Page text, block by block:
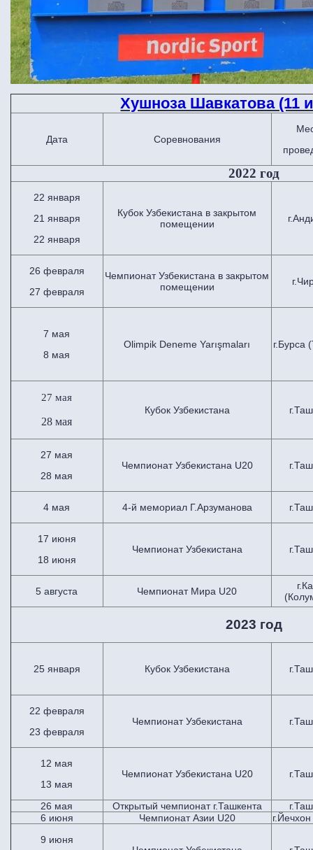
Хушноза Шавкатова (11
Дата Соревнования
2022 год
22 января
21 января
22 января
Кубок Узбекистана в закрытом
помещении
26 февраля
27 февраля
Чемпионат Узбекистана в закрытом
помещении
7 мая
8 мая
Olimpik Deneme Yarışmaları г.Бурса
27 мая
28 мая
Кубок Узбекистана
27 мая
28 мая
Чемпионат Узбекистана U20
4 мая 4-й мемориал Г.Арзуманова
17 июня
18 июня
Чемпионат Узбекистана
5 августа Чемпионат Мира U20
2023 год
25 января Кубок Узбекистана
22 февраля
23 февраля
Чемпионат Узбекистана
12 мая
13 мая
Чемпионат Узбекистана U20
26 мая Открытый чемпионат г.Ташкента
6 июня
Чемпионат Азии U20
9 июня